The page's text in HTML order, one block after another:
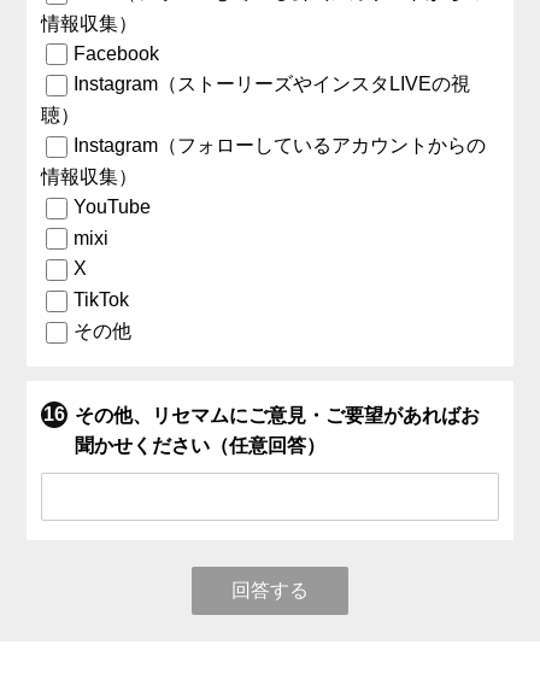
情報収集）
Facebook
Instagram（ストーリーズやインスタLIVEの視
聴）
Instagram（フォローしているアカウントからの
情報収集）
YouTube
mixi
X
TikTok
その他
その他、リセマムにご意見・ご要望があればお
聞かせください（任意回答）
回答する